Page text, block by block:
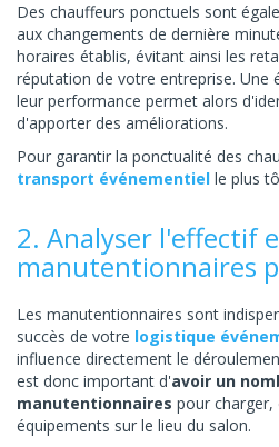
Des chauffeurs ponctuels sont
aux changements de dernière
horaires établis, évitant ainsi les
réputation de votre entreprise. Une
leur performance permet alors
d'apporter des améliorations.
Pour garantir la ponctualité des
transport événementiel le plus
2. Analyser l'effectif
manutentionnaires
Les manutentionnaires sont
succès de votre logistique
influence directement le
est donc important d'avoir un
manutentionnaires pour charger,
équipements sur le lieu du salon.